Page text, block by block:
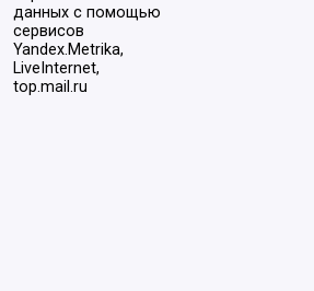
данных с помощью
сервисов
Yandex.Metrika,
LiveInternet,
top.mail.ru